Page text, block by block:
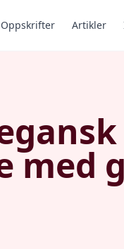
Oppskrifter Artikler
med